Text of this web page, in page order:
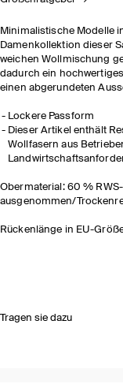
Minimalistische Modelle
Damenkollektion dieser
weichen Wollmischung
dadurch ein
einen abgerundeten
Lockere Passform
Dieser Artikel enthält
Wollfasern aus
Obermaterial: 60 %
ausgenommen/
Rückenlänge in EU-
Tragen sie dazu